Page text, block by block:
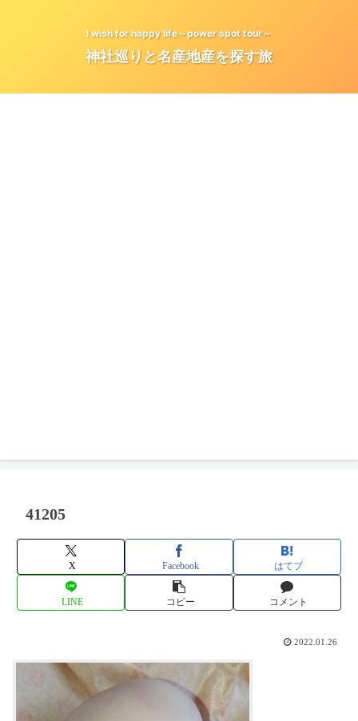
I wish for happy life～power spot tour～
神社巡りと名産地産を探す旅
41205
X Facebook はてブ
LINE コピー コメント
2022.01.26